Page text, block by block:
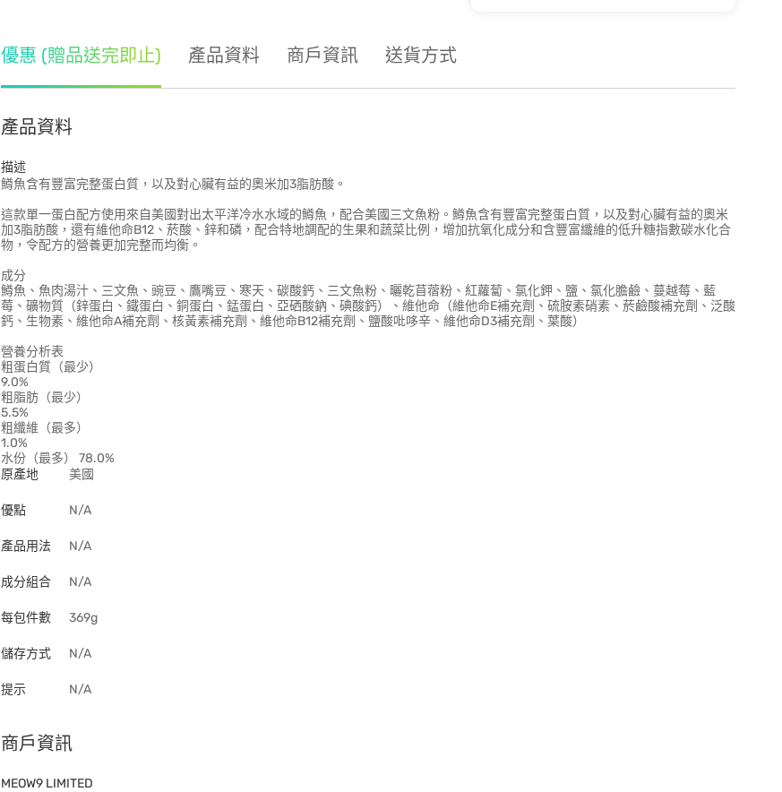
優惠 (贈品送完即止) 產品資料 商戶資訊 送貨方式
產品資料
描述
鱒魚含有豐富完整蛋白質，以及對心臟有益的奧米加3脂肪酸。
這款單一蛋白配方使用來自美國對出太平洋冷水水域的鱒魚，配合美國三文魚粉。鱒魚含有豐富完整蛋白質，以及對心臟有益的奧米
加3脂肪酸，還有維他命B12、菸酸、鋅和磷，配合特地調配的生果和蔬菜比例，增加抗氧化成分和含豐富纖維的低升糖指數碳水化合
物，令配方的營養更加完整而均衡。
成分
鱒魚、魚肉湯汁、三文魚、豌豆、鷹嘴豆、寒天、碳酸鈣、三文魚粉、曬乾苜蓿粉、紅蘿蔔、氯化鉀、鹽、氯化膽鹼、蔓越莓、藍
莓、礦物質（鋅蛋白、鐵蛋白、銅蛋白、錳蛋白、亞硒酸鈉、碘酸鈣）、維他命（維他命E補充劑、硫胺素硝素、菸鹼酸補充劑、泛酸
鈣、生物素、維他命A補充劑、核黃素補充劑、維他命B12補充劑、鹽酸吡哆辛、維他命D3補充劑、葉酸）
營養分析表
粗蛋白質（最少）
9.0%
粗脂肪（最少）
5.5%
粗纖維（最多）
1.0%
水份（最多） 78.0%
原產地
美國
優點 N/A
產品用法 N/A
成分組合 N/A
每包件數 369g
儲存方式 N/A
提示 N/A
商戶資訊
MEOW9 LIMITED